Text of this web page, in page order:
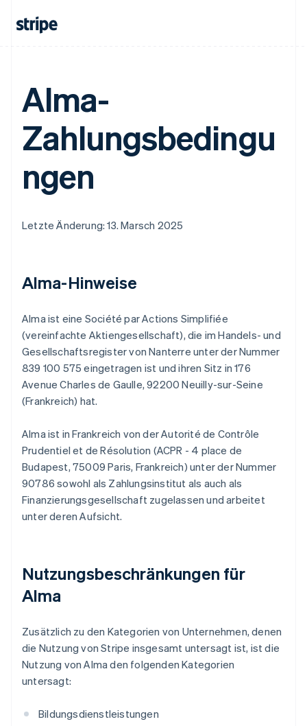
Alma-
Zahlungsbedingu
ngen
Letzte Änderung: 13. Marsch 2025
Alma-Hinweise
Alma ist eine Société par Actions Simplifiée
(vereinfachte Aktiengesellschaft), die im Handels- und
Gesellschaftsregister von Nanterre unter der Nummer
839 100 575 eingetragen ist und ihren Sitz in 176
Avenue Charles de Gaulle, 92200 Neuilly-sur-Seine
(Frankreich) hat.
Alma ist in Frankreich von der Autorité de Contrôle
Prudentiel et de Résolution (ACPR - 4 place de
Budapest, 75009 Paris, Frankreich) unter der Nummer
90786 sowohl als Zahlungsinstitut als auch als
Finanzierungsgesellschaft zugelassen und arbeitet
unter deren Aufsicht.
Nutzungsbeschränkungen für
Alma
Zusätzlich zu den Kategorien von Unternehmen, denen
die Nutzung von Stripe insgesamt untersagt ist, ist die
Nutzung von Alma den folgenden Kategorien
untersagt:
Bildungsdienstleistungen